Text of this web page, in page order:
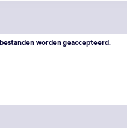
worden geaccepteerd.